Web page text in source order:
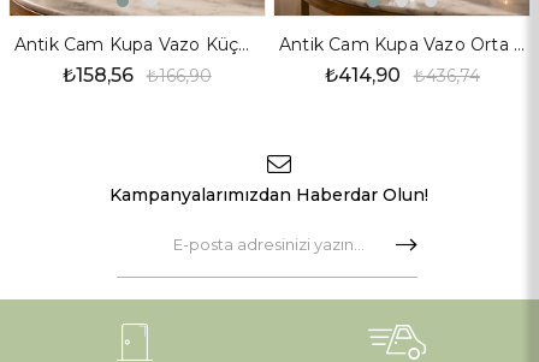
Antik Cam Kupa Vazo Küçük Boy
₺158,56 ₺166,90
Antik Cam Kupa Vazo Orta Boy
₺414,90 ₺436,74
Kampanyalarımızdan Haberdar Olun!